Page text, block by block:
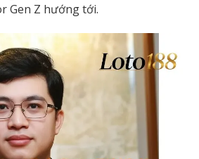
Gen Z hướng tới.